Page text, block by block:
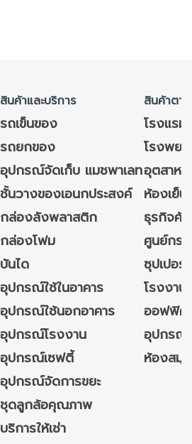
สินค้าและบริการ สินค้าตา
รถเข็นของ
โรงแร
รถยกของ
โรงพย
อุปกรณ์จัดเก็บ แมชพาเลทอุตสาหก
ชั้นวางของเอนกประสงค์
ห้องเย็
กล่องลังพลาสติก
ธุรกิจค้
กล่องโฟม
ศูนย์กร
บันได
ซุปเปอ
อุปกรณ์ใช้ในอาคาร
โรงงา
อุปกรณ์ใช้นอกอาคาร
ออฟฟิศ/
อุปกรณ์โรงงาน
อุปกรณ์
อุปกรณ์เซฟตี้
ห้องสมุ
อุปกรณ์จัดการขยะ
ชุดลูกล้อคุณภาพ
บริการให้เช่า